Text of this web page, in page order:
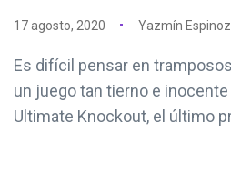
17 agosto, 2020 Yazmín
Es difícil pensar en
un juego tan tierno e inocente
Ultimate Knockout, el último